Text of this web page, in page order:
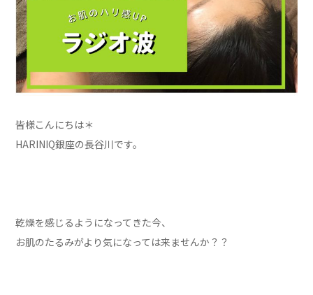
皆様こんにちは＊
HARINIQ銀座の長谷川です。
乾燥を感じるようになってきた今、
お肌のたるみがより気になっては来ませんか？？